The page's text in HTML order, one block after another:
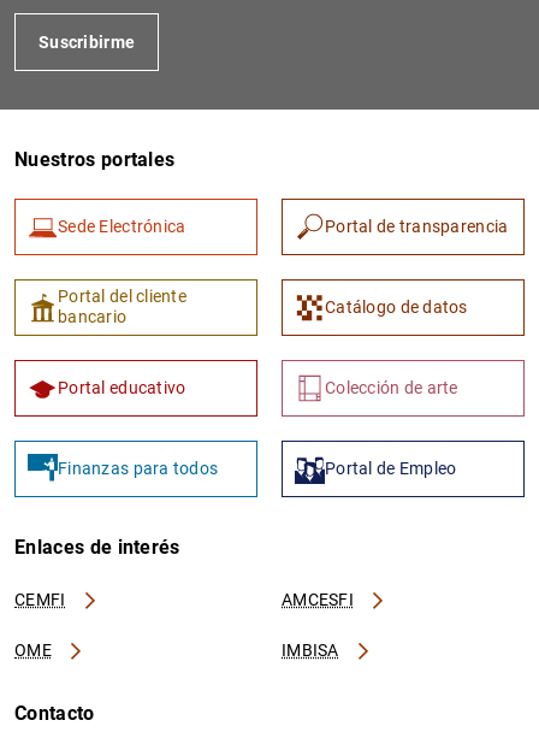
1 2
Suscribirme
Nuestros portales
Sede Electrónica Portal de transparencia
Portal del cliente
bancario
Catálogo de datos
Portal educativo Colección de arte
Finanzas para todos Portal de Empleo
Enlaces de interés
CEMFI AMCESFI
OME IMBISA
Contacto